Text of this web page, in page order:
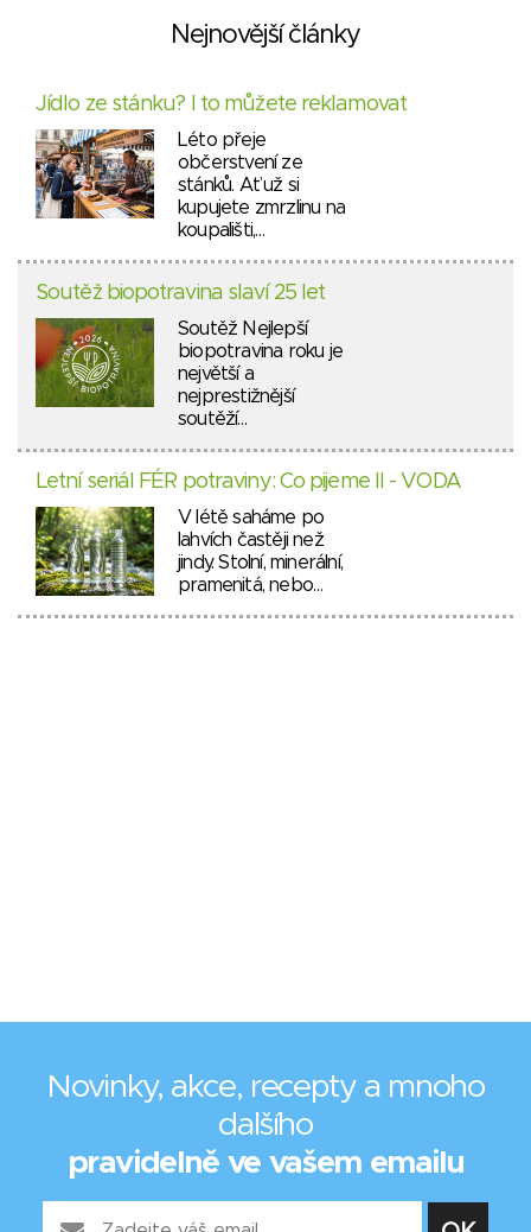
Nejnovější články
Jídlo ze stánku? I to můžete reklamovat
Léto přeje
občerstvení ze
stánků. Ať už si
kupujete zmrzlinu na
koupališti,…
Soutěž biopotravina slaví 25 let
Soutěž Nejlepší
biopotravina roku je
největší a
nejprestižnější
soutěží…
Letní seriál FÉR potraviny: Co pijeme II - VODA
V létě saháme po
lahvích častěji než
jindy. Stolní, minerální,
pramenitá, nebo…
Novinky, akce, recepty a mnoho
dalšího
pravidelně ve vašem emailu